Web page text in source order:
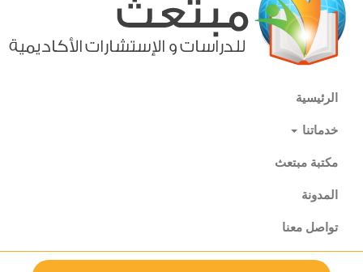
الرئيسية
خدماتنا
مكتبة مبتعث
المدونة
تواصل معنا